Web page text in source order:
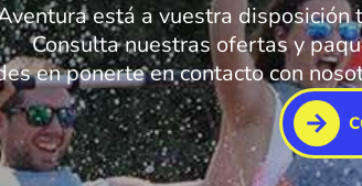
está a vuestra
Consulta nuestras ofertas y
en ponerte en contacto con